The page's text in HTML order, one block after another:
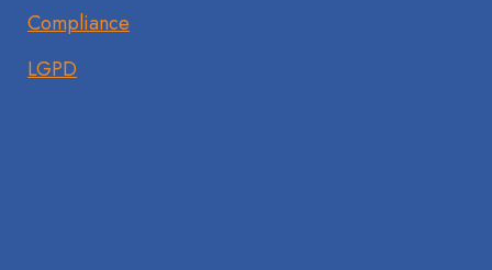
Compliance
LGPD